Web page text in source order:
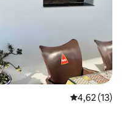
4,62 av 5 i
4,62 (13)